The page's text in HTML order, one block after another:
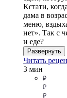
Кстати,
дама в
меню,
нет». Так с
и еде?
Развернуть
Читать
3 мин